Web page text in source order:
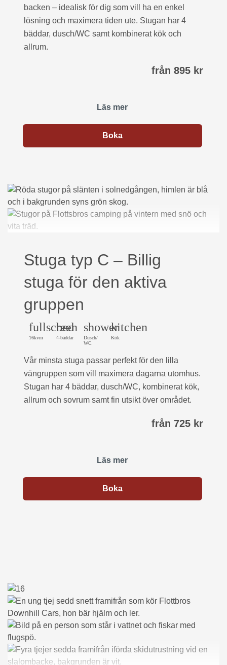
backen – idealisk för dig som vill ha en enkel
lösning och maximera tiden ute. Stugan har 4
bäddar, dusch/WC samt kombinerat kök och
allrum.
från 895 kr
Läs mer
Boka
Stuga typ C – Billig
stuga för den aktiva
gruppen
fullscreen
16kvm
bed
4-bäddar
shower
Dusch/
WC
kitchen
Kök
Vår minsta stuga passar perfekt för den lilla
vängruppen som vill maximera dagarna utomhus.
Stugan har 4 bäddar, dusch/WC, kombinerat kök,
allrum och sovrum samt fin utsikt över området.
från 725 kr
Läs mer
Boka